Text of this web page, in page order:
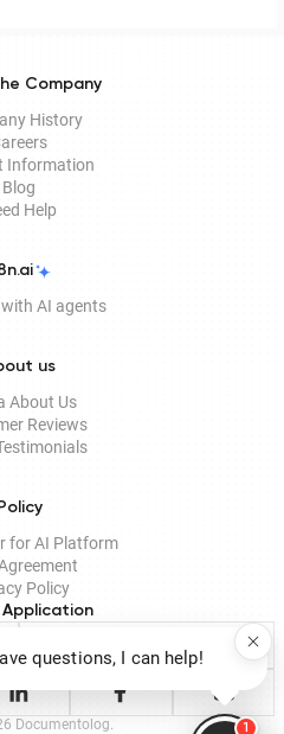
Company
History
Information
Blog
Help
AI agents
us
About Us
Reviews
Policy
for AI Platform
Policy
Application
Documentolog.
questions, I can help!
1